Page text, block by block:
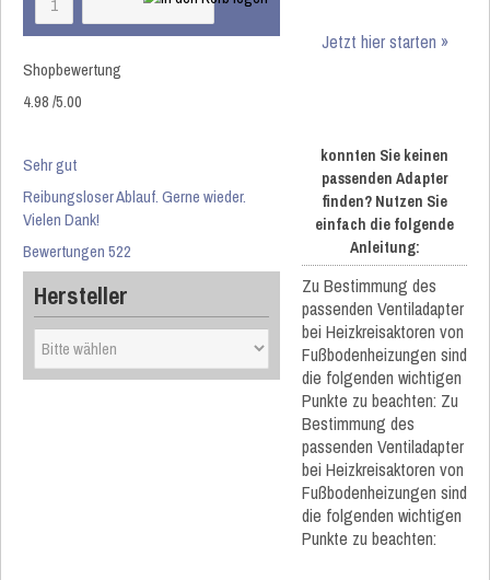
Shopbewertung
4.98/5.00
Sehr gut
Reibungsloser Ablauf. Gerne wieder.
Vielen Dank!
Bewertungen 522
Hersteller
Jetzt hier starten »
konnten Sie keinen
passenden Adapter
finden? Nutzen Sie
einfach die folgende
Anleitung:
Zu Bestimmung des
passenden Ventiladapter
bei Heizkreisaktoren von
Fußbodenheizungen sind
die folgenden wichtigen
Punkte zu beachten: Zu
Bestimmung des
passenden Ventiladapter
bei Heizkreisaktoren von
Fußbodenheizungen sind
die folgenden wichtigen
Punkte zu beachten: